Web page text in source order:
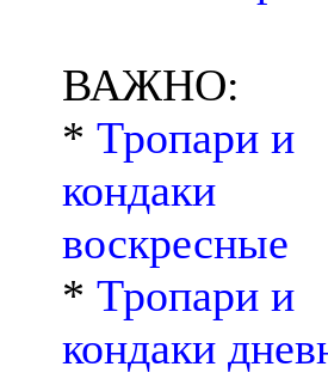
ВАЖНО:
* Тропари и
кондаки
воскресные
* Тропари и
кондаки